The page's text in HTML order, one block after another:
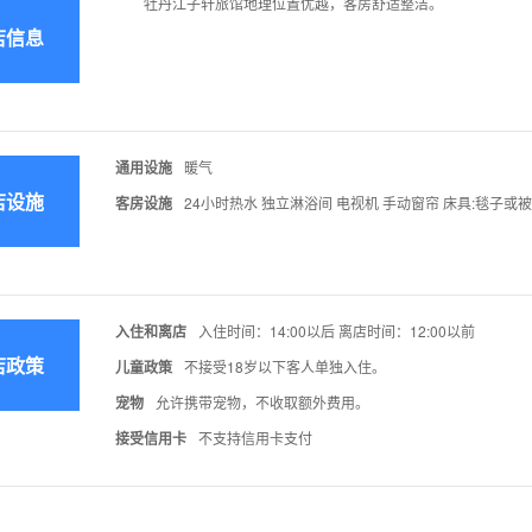
信息
设施
通用设施 暖气
客房设施 24小时热水 独立淋浴间 电视机 手动窗帘 床具:毯子或
政策
入住和离店 入住时间：14:00以后 离店时间：12:00以前
儿童政策 不接受18岁以下客人单独入住。
宠物 允许携带宠物，不收取额外费用。
接受信用卡 不支持信用卡支付